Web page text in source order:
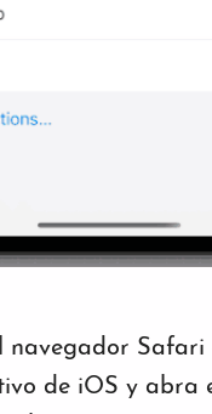
navegador Safari
de iOS y abra